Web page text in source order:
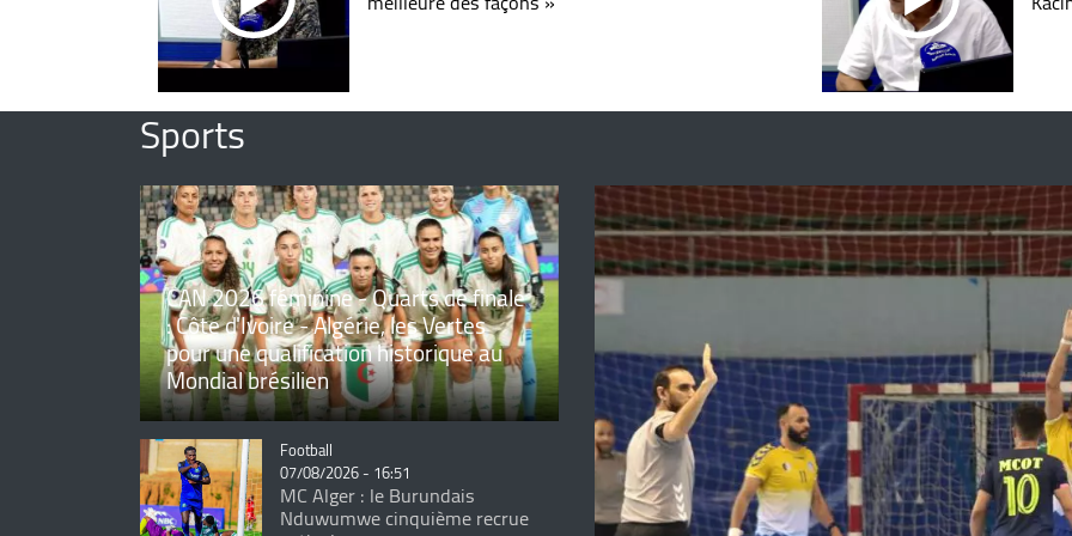
Sports
CAN 2026 féminine - Quarts de finale
: Côte d'Ivoire - Algérie, les Vertes
pour une qualification historique au
Mondial brésilien
Catégorie
Football
07/08/2026 - 16:51
MC Alger : le Burundais
Nduwumwe cinquième recrue